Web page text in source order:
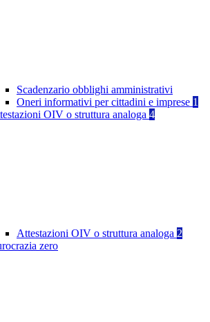
Scadenzario obblighi amministrativi
Oneri informativi per cittadini e imprese 1
OIV o struttura analoga 4
Attestazioni OIV o struttura analoga 2
zero